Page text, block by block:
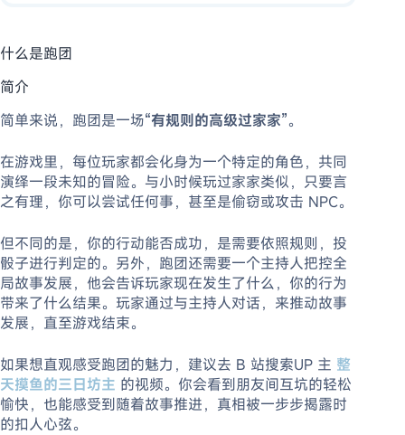
什么是跑团
简介
简单来说，跑团是一场“有规则的高级过家家”。
在游戏里，每位玩家都会化身为一个特定的角色，共同
演绎一段未知的冒险。与小时候玩过家家类似，只要言
之有理，你可以尝试任何事，甚至是偷窃或攻击 NPC。
但不同的是，你的行动能否成功，是需要依照规则，投
骰子进行判定的。另外，跑团还需要一个主持人把控全
局故事发展，他会告诉玩家现在发生了什么，你的行为
带来了什么结果。玩家通过与主持人对话，来推动故事
发展，直至游戏结束。
如果想直观感受跑团的魅力，建议去 B 站搜索UP 主 整
天摸鱼的三日坊主 的视频。你会看到朋友间互坑的轻松
愉快，也能感受到随着故事推进，真相被一步步揭露时
的扣人心弦。